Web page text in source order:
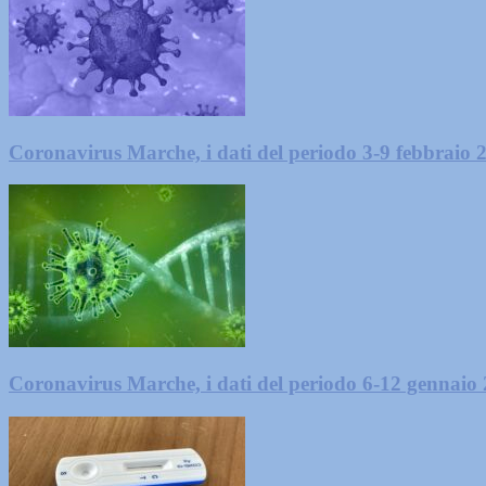
Coronavirus Marche, i dati del periodo 3-9 febbraio
Coronavirus Marche, i dati del periodo 6-12 gennaio